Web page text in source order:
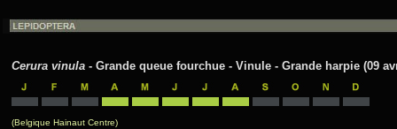
Cerura vinula - Grande queue fourchue - Vinule - Grande harpie (09
(Belgique Hainaut Centre)